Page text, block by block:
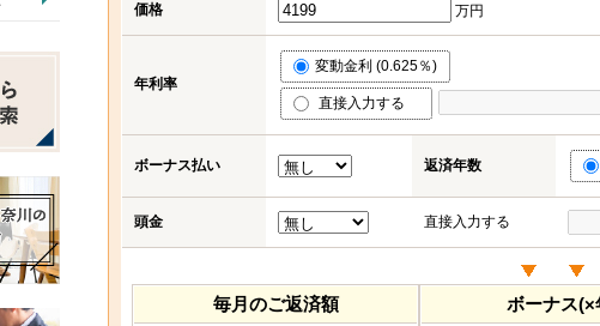
価格 万円
年利率
変動金利 (0.625％)
直接入力する
ボーナス払い 返済年数
頭金 直接入力する
毎月のご返済額 ボーナス(×